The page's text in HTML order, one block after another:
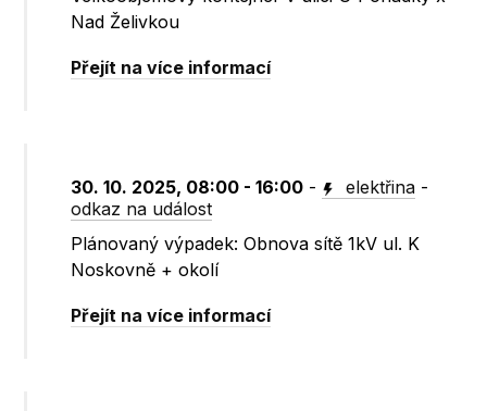
Nad Želivkou
Přejít na více informací
30. 10. 2025, 08:00 - 16:00 - elektřina -
odkaz na událost
Plánovaný výpadek: Obnova sítě 1kV ul. K
Noskovně + okolí
Přejít na více informací